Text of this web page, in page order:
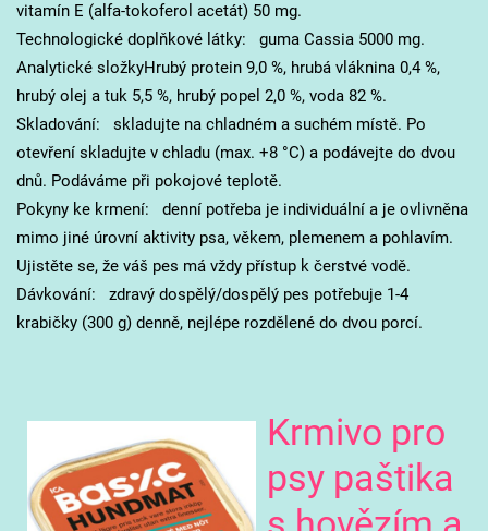
vitamín E (alfa-tokoferol acetát) 50 mg.
Technologické doplňkové látky: guma Cassia 5000 mg.
Analytické složkyHrubý protein 9,0 %, hrubá vláknina 0,4 %,
hrubý olej a tuk 5,5 %, hrubý popel 2,0 %, voda 82 %.
Skladování: skladujte na chladném a suchém místě. Po
otevření skladujte v chladu (max. +8 °C) a podávejte do dvou
dnů. Podáváme při pokojové teplotě.
Pokyny ke krmení: denní potřeba je individuální a je ovlivněna
mimo jiné úrovní aktivity psa, věkem, plemenem a pohlavím.
Ujistěte se, že váš pes má vždy přístup k čerstvé vodě.
Dávkování: zdravý dospělý/dospělý pes potřebuje 1-4
krabičky (300 g) denně, nejlépe rozdělené do dvou porcí.
Krmivo pro
psy paštika